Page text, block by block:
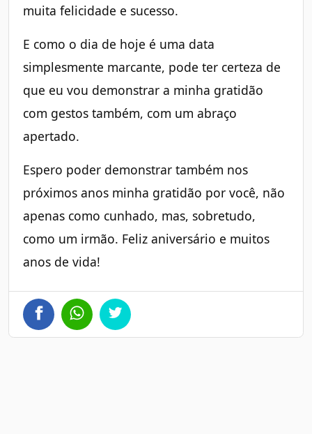
muita felicidade e sucesso.
E como o dia de hoje é uma data
simplesmente marcante, pode ter certeza de
que eu vou demonstrar a minha gratidão
com gestos também, com um abraço
apertado.
Espero poder demonstrar também nos
próximos anos minha gratidão por você, não
apenas como cunhado, mas, sobretudo,
como um irmão. Feliz aniversário e muitos
anos de vida!